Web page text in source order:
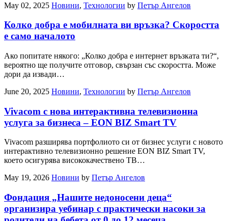
May 02, 2025 Новини, Технологии by Петър Ангелов
Колко добра е мобилната ви връзка? Скоростта
е само началото
Ако попитате някого: „Колко добра е интернет връзката ти?“,
вероятно ще получите отговор, свързан със скоростта. Може
дори да извади…
June 20, 2025 Новини, Технологии by Петър Ангелов
Vivacom с нова интерактивна телевизионна
услуга за бизнеса – EON BIZ Smart TV
Vivacom разширява портфолиото си от бизнес услуги с новото
интерактивно телевизионно решение EON BIZ Smart TV,
което осигурява висококачествено ТВ…
May 19, 2026 Новини by Петър Ангелов
Фондация „Нашите недоносени деца“
организира уебинар с практически насоки за